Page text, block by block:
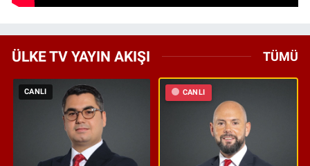
ÜLKE TV YAYIN AKIŞI TÜMÜ
CANLI CANLI